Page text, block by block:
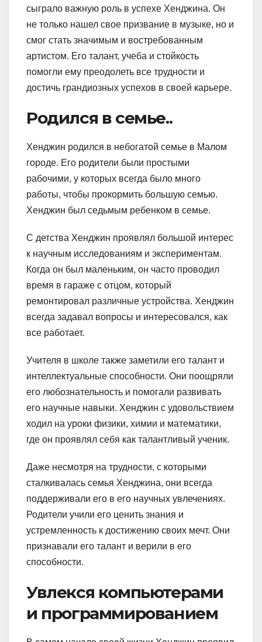
сыграло важную роль в успехе Хенджина. Он
не только нашел свое призвание в музыке, но и
смог стать значимым и востребованным
артистом. Его талант, учеба и стойкость
помогли ему преодолеть все трудности и
достичь грандиозных успехов в своей карьере.
Родился в семье..
Хенджин родился в небогатой семье в Малом
городе. Его родители были простыми
рабочими, у которых всегда было много
работы, чтобы прокормить большую семью.
Хенджин был седьмым ребенком в семье.
С детства Хенджин проявлял большой интерес
к научным исследованиям и экспериментам.
Когда он был маленьким, он часто проводил
время в гараже с отцом, который
ремонтировал различные устройства. Хенджин
всегда задавал вопросы и интересовался, как
все работает.
Учителя в школе также заметили его талант и
интеллектуальные способности. Они поощряли
его любознательность и помогали развивать
его научные навыки. Хенджин с удовольствием
ходил на уроки физики, химии и математики,
где он проявлял себя как талантливый ученик.
Даже несмотря на трудности, с которыми
сталкивалась семья Хенджина, они всегда
поддерживали его в его научных увлечениях.
Родители учили его ценить знания и
устремленность к достижению своих мечт. Они
признавали его талант и верили в его
способности.
Увлекся компьютерами
и программированием